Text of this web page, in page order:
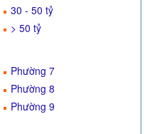
30 - 50 tỷ
> 50 tỷ
Phường 7
Phường 8
Phường 9